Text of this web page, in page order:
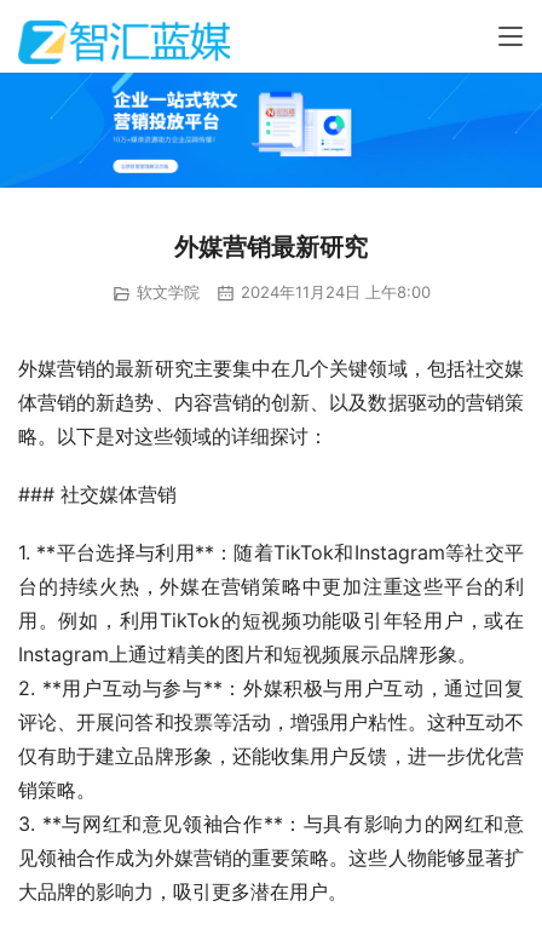
外媒营销最新研究
软文学院 2024年11月24日 上午8:00
外媒营销的最新研究主要集中在几个关键领域，包括社交媒
体营销的新趋势、内容营销的创新、以及数据驱动的营销策
略。以下是对这些领域的详细探讨：
### 社交媒体营销
1. **平台选择与利用**：随着TikTok和Instagram等社交平
台的持续火热，外媒在营销策略中更加注重这些平台的利
用。例如，利用TikTok的短视频功能吸引年轻用户，或在
Instagram上通过精美的图片和短视频展示品牌形象。
2. **用户互动与参与**：外媒积极与用户互动，通过回复
评论、开展问答和投票等活动，增强用户粘性。这种互动不
仅有助于建立品牌形象，还能收集用户反馈，进一步优化营
销策略。
3. **与网红和意见领袖合作**：与具有影响力的网红和意
见领袖合作成为外媒营销的重要策略。这些人物能够显著扩
大品牌的影响力，吸引更多潜在用户。